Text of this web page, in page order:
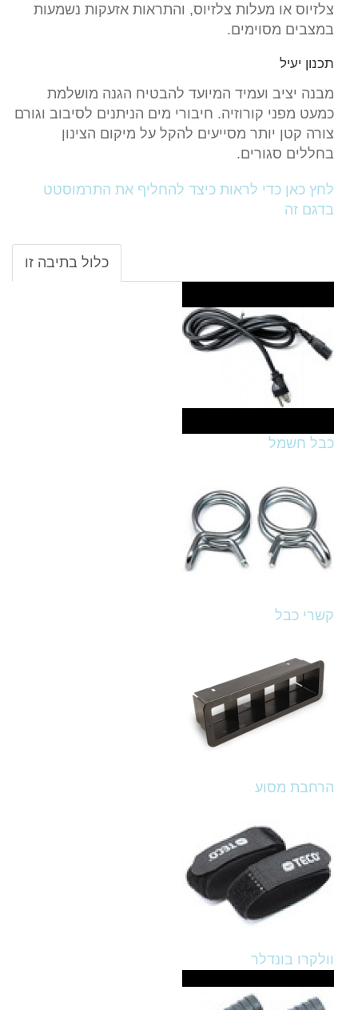
צלזיוס או מעלות צלזיוס, והתראות אזעקות נשמעות
במצבים מסוימים.
תכנון יעיל
מבנה יציב ועמיד המיועד להבטיח הגנה מושלמת
כמעט מפני קורוזיה. חיבורי מים הניתנים לסיבוב וגורם
צורה קטן יותר מסייעים להקל על מיקום הצינון
בחללים סגורים.
לחץ כאן כדי לראות כיצד להחליף את התרמוסטט
בדגם זה
כלול בתיבה זו
כבל חשמל
קשרי כבל
הרחבת מסוע
וולקרו בונדלר